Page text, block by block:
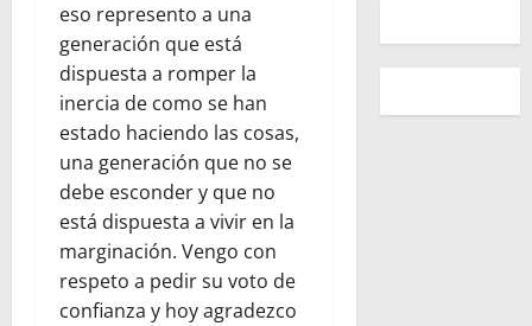
eso represento a una
generación que está
dispuesta a romper la
inercia de como se han
estado haciendo las cosas,
una generación que no se
debe esconder y que no
está dispuesta a vivir en la
marginación. Vengo con
respeto a pedir su voto de
confianza y hoy agradezco